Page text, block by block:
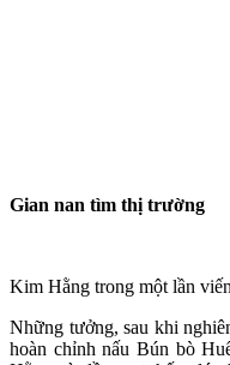
Gian nan tìm thị trường
Kim Hằng trong một lần
Những tưởng, sau khi
hoàn chỉnh nấu Bún bò